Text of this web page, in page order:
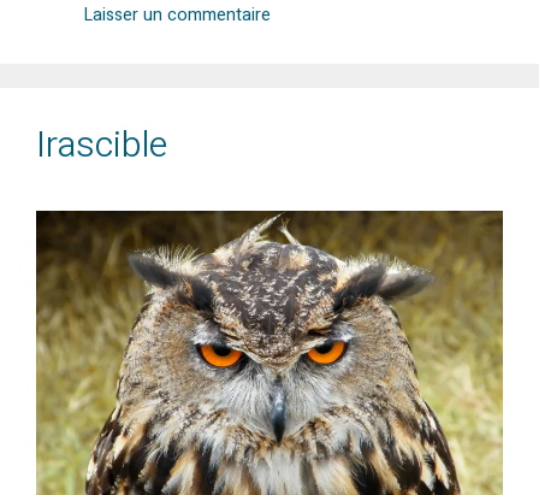
Laisser un commentaire
Irascible